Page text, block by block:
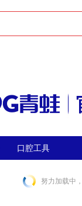
口腔工具
努力加载中